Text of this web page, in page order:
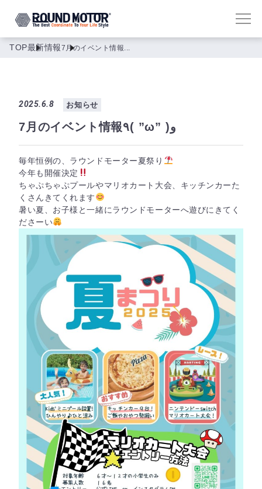
TOP最新情報7月のイベント情報...
2025.6.8 お知らせ
7月のイベント情報٩( ”ω” )و
毎年恒例の、ラウンドモーター夏祭り
今年も開催決定
ちゃぷちゃぷプールやマリオカート大会、キッチンカーた
くさんきてくれます
暑い夏、お子様と一緒にラウンドモーターへ遊びにきてく
ださーい